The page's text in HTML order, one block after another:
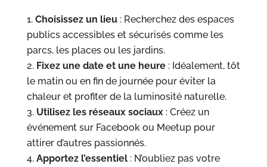
Choisissez un lieu: Recherchez des espaces
publics accessibles et sécurisés comme les
parcs, les places ou les jardins.
Fixez une date et une heure: Idéalement, tôt
le matin ou en fin de journée pour éviter la
chaleur et profiter de la luminosité naturelle.
Utilisez les réseaux sociaux: Créez un
événement sur Facebook ou Meetup pour
attirer d’autres passionnés.
Apportez l’essentiel: N’oubliez pas votre